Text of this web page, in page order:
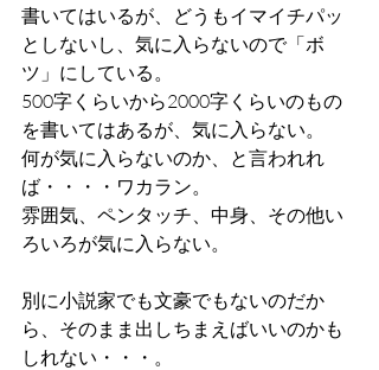
書いてはいるが、どうもイマイチパッ
としないし、気に入らないので「ボ
ツ」にしている。
500字くらいから2000字くらいのもの
を書いてはあるが、気に入らない。
何が気に入らないのか、と言われれ
ば・・・・ワカラン。
雰囲気、ペンタッチ、中身、その他い
ろいろが気に入らない。
別に小説家でも文豪でもないのだか
ら、そのまま出しちまえばいいのかも
しれない・・・。